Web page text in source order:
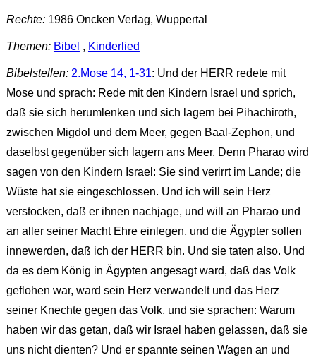
Rechte:1986 Oncken Verlag, Wuppertal
Themen: Bibel , Kinderlied
Bibelstellen: 2.Mose 14, 1-31: Und der HERR redete mit
Mose und sprach: Rede mit den Kindern Israel und sprich,
daß sie sich herumlenken und sich lagern bei Pihachiroth,
zwischen Migdol und dem Meer, gegen Baal-Zephon, und
daselbst gegenüber sich lagern ans Meer. Denn Pharao wird
sagen von den Kindern Israel: Sie sind verirrt im Lande; die
Wüste hat sie eingeschlossen. Und ich will sein Herz
verstocken, daß er ihnen nachjage, und will an Pharao und
an aller seiner Macht Ehre einlegen, und die Ägypter sollen
innewerden, daß ich der HERR bin. Und sie taten also. Und
da es dem König in Ägypten angesagt ward, daß das Volk
geflohen war, ward sein Herz verwandelt und das Herz
seiner Knechte gegen das Volk, und sie sprachen: Warum
haben wir das getan, daß wir Israel haben gelassen, daß sie
uns nicht dienten? Und er spannte seinen Wagen an und